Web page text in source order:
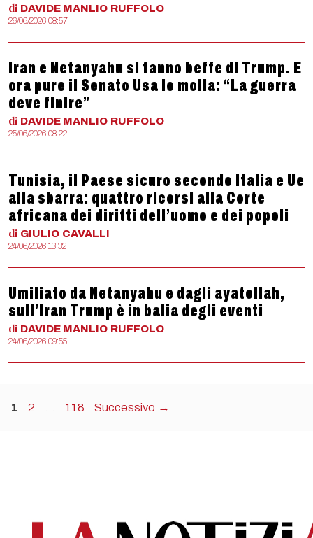
di DAVIDE MANLIO RUFFOLO
26/06/2026 08:57
Iran e Netanyahu si fanno beffe di Trump. E
ora pure il Senato Usa lo molla: “La guerra
deve finire”
di DAVIDE MANLIO RUFFOLO
25/06/2026 08:22
Tunisia, il Paese sicuro secondo Italia e Ue
alla sbarra: quattro ricorsi alla Corte
africana dei diritti dell’uomo e dei popoli
di GIULIO CAVALLI
24/06/2026 13:32
Umiliato da Netanyahu e dagli ayatollah,
sull’Iran Trump è in balia degli eventi
di DAVIDE MANLIO RUFFOLO
24/06/2026 09:55
Pagina
1 Pagina
2 … Pagina
118 Successivo →